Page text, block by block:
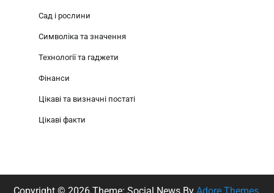
Сад і рослини
Символіка та значення
Технології та гаджети
Фінанси
Цікаві та визначні постаті
Цікаві факти
Copyright © 2026 Theme: Social News By Adore Themes.